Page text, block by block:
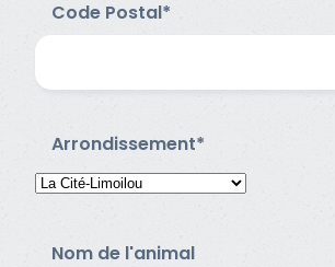
Code Postal*
Arrondissement*
Nom de l'animal